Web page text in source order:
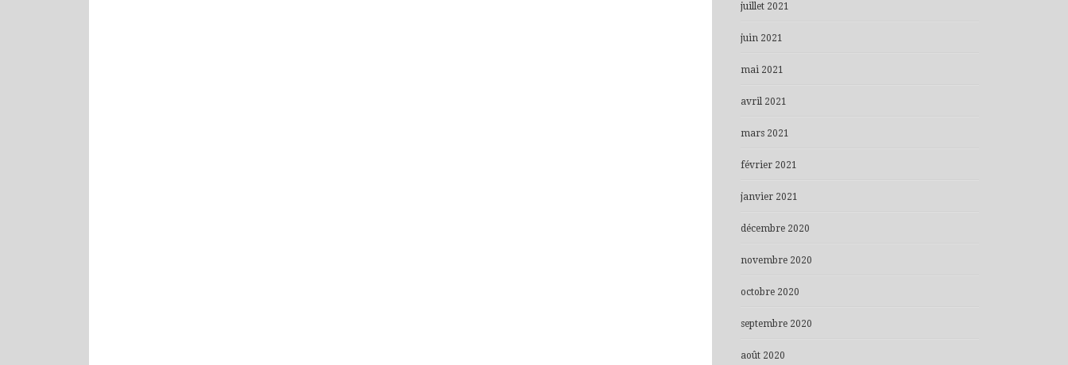
juillet 2021
juin 2021
mai 2021
avril 2021
mars 2021
février 2021
janvier 2021
décembre 2020
novembre 2020
octobre 2020
septembre 2020
août 2020